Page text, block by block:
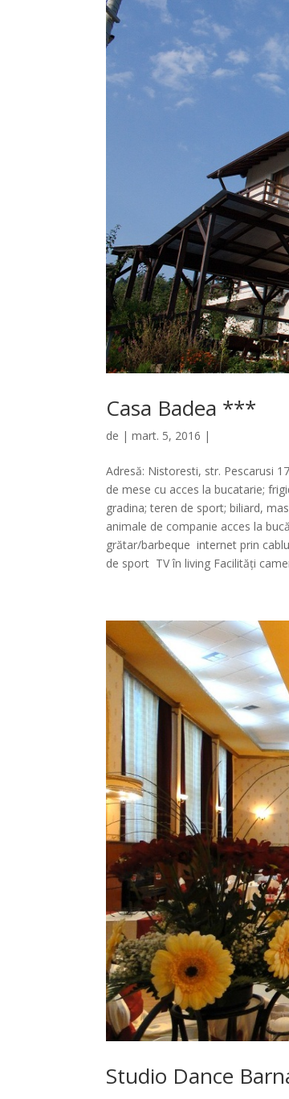
Casa Badea ***
de | mart. 5, 2016 |
Adresă: Nistoresti, str. Pescarusi
de mese cu acces la bucatarie;
gradina; teren de sport; biliard,
animale de companie acces la
grătar/barbeque internet prin
de sport TV în living Facilități
Studio Dance